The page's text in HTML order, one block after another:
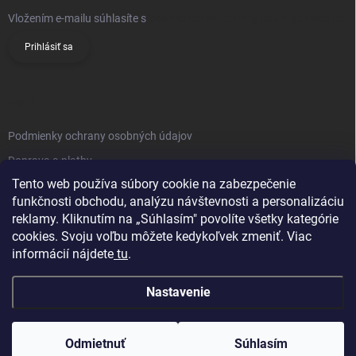
Tento web používa súbory cookie na zabezpečenie
funkčnosti obchodu, analýzu návštevnosti a personalizáciu
reklamy. Kliknutím na „Súhlasím" povolíte všetky kategórie
cookies. Svoju voľbu môžete kedykoľvek zmeniť. Viac
informácií nájdete tu.
Nastavenie
Odmietnuť Súhlasím
Vložením e-mailu súhlasíte s
Prihlásiť sa
Podmienky ochrany osobných údajov
Doprava a platby
Obchodné podmienky
Reklamačný poriadok
Vrátenie tovaru
Kontakty
Copyright 2026Knifestore . Všetky práva vyhradené. Upraviť nastavenie